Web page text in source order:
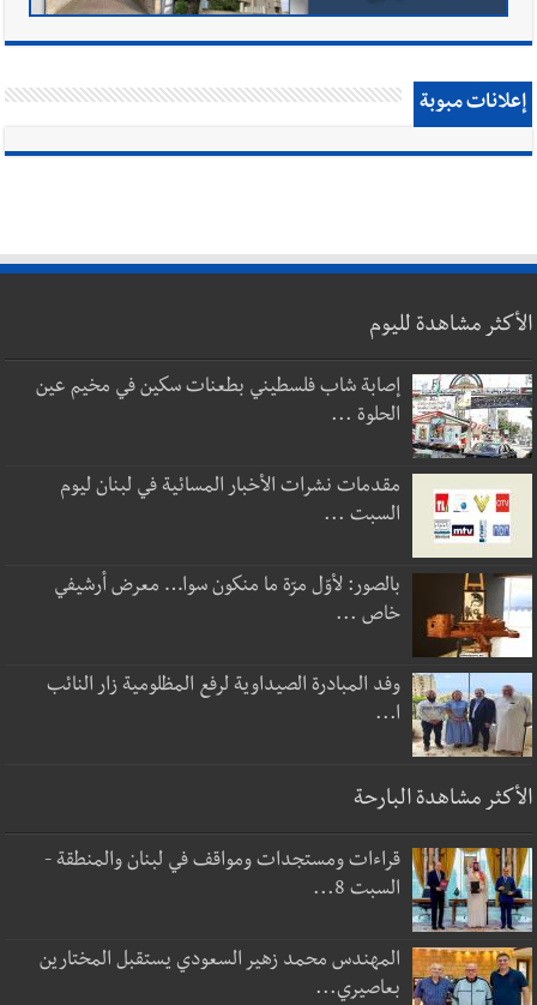
إعلانات مبوبة
الأكثر مشاهدة لليوم
إصابة شاب فلسطيني بطعنات سكين في مخيم عين
الحلوة ...
مقدمات نشرات الأخبار المسائية في لبنان ليوم
السبت ...
بالصور: لأوّل مرّة ما منكون سوا… معرض أرشيفي
خاص ...
وفد المبادرة الصيداوية لرفع المظلومية زار النائب
ا...
الأكثر مشاهدة البارحة
قراءات ومستجدات ومواقف في لبنان والمنطقة -
السبت 8...
المهندس محمد زهير السعودي يستقبل المختارين
بعاصيري...